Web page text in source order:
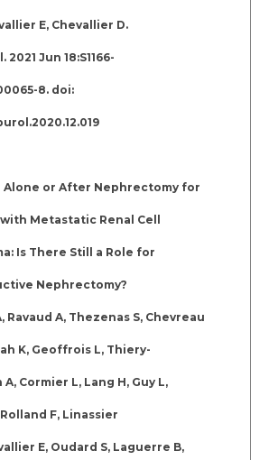
E, Chevallier D.
2021 Jun 18:S1166-
8. doi:
Alone or After Nephrectomy for
Metastatic Renal Cell
Is There Still a Role for
Nephrectomy?
Ravaud A, Thezenas S, Chevreau
K, Geoffrois L, Thiery-
Cormier L, Lang H, Guy L,
Rolland F, Linassier
E, Oudard S, Laguerre B,